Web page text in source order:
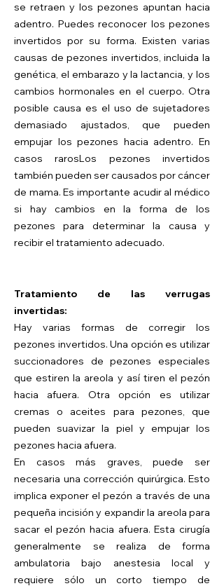
se retraen y los pezones apuntan hacia
adentro. Puedes reconocer los pezones
invertidos por su forma. Existen varias
causas de pezones invertidos, incluida la
genética, el embarazo y la lactancia, y los
cambios hormonales en el cuerpo. Otra
posible causa es el uso de sujetadores
demasiado ajustados, que pueden
empujar los pezones hacia adentro. En
casos rarosLos pezones invertidos
también pueden ser causados por cáncer
de mama. Es importante acudir al médico
si hay cambios en la forma de los
pezones para determinar la causa y
recibir el tratamiento adecuado.
Tratamiento de las verrugas
invertidas:
Hay varias formas de corregir los
pezones invertidos. Una opción es utilizar
succionadores de pezones especiales
que estiren la areola y así tiren el pezón
hacia afuera. Otra opción es utilizar
cremas o aceites para pezones, que
pueden suavizar la piel y empujar los
pezones hacia afuera.
En casos más graves, puede ser
necesaria una corrección quirúrgica. Esto
implica exponer el pezón a través de una
pequeña incisión y expandir la areola para
sacar el pezón hacia afuera. Esta cirugía
generalmente se realiza de forma
ambulatoria bajo anestesia local y
requiere sólo un corto tiempo de